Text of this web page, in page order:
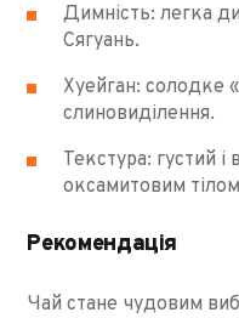
Димність: легка
Сягуань.
Хуейган: солодке
слиновиділення.
Текстура: густий і
оксамитовим
Рекомендація
Чай стане чудовим